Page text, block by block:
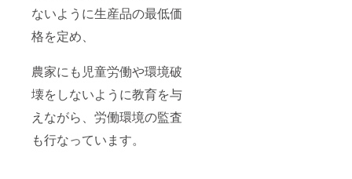
ないように生産品の最低価
格を定め、
農家にも児童労働や環境破
壊をしないように教育を与
えながら、労働環境の監査
も行なっています。